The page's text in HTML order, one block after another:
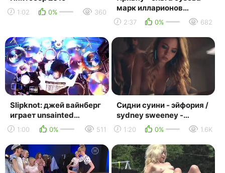
1:02 0% 360
марк илларионов
(смотреть клипы 2019)
2:37 0% 682
Slipknot: джей вайнберг
играет unsainted
(knotfest roadshow
2019)
1:00 0% 511
Сидни суини - эйфория /
sydney sweeney -
euphoria ( 2019 )
1:20 0% 1.6K